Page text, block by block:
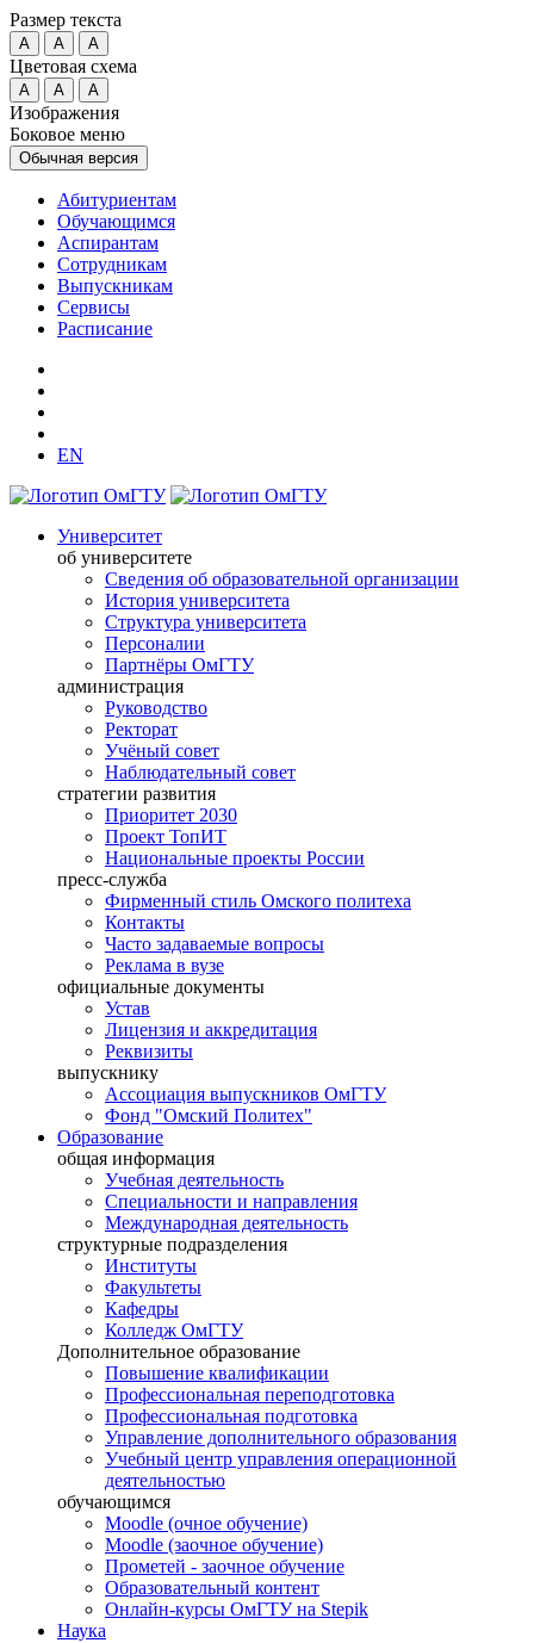
Размер текста
A A A
Цветовая схема
A A A
Изображения
Боковое меню
Обычная версия
Абитуриентам
Обучающимся
Аспирантам
Сотрудникам
Выпускникам
Сервисы
Расписание
EN
Университет
об университете
Сведения об образовательной организации
История университета
Структура университета
Персоналии
Партнёры ОмГТУ
администрация
Руководство
Ректорат
Учёный совет
Наблюдательный совет
стратегии развития
Приоритет 2030
Проект ТопИТ
Национальные проекты России
пресс-служба
Фирменный стиль Омского политеха
Контакты
Часто задаваемые вопросы
Реклама в вузе
официальные документы
Устав
Лицензия и аккредитация
Реквизиты
выпускнику
Ассоциация выпускников ОмГТУ
Фонд "Омский Политех"
Образование
общая информация
Учебная деятельность
Специальности и направления
Международная деятельность
структурные подразделения
Институты
Факультеты
Кафедры
Колледж ОмГТУ
Дополнительное образование
Повышение квалификации
Профессиональная переподготовка
Профессиональная подготовка
Управление дополнительного образования
Учебный центр управления операционной
деятельностью
обучающимся
Moodle (очное обучение)
Moodle (заочное обучение)
Прометей - заочное обучение
Образовательный контент
Онлайн-курсы ОмГТУ на Stepik
Наука